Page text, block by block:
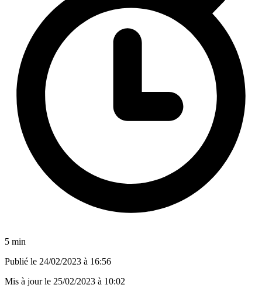
5 min
Publié le 24/02/2023 à 16:56
Mis à jour le 25/02/2023 à 10:02